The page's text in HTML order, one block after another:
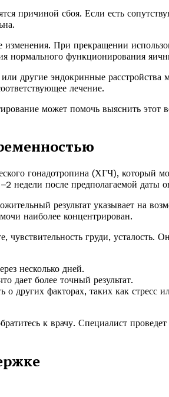
причиной сбоя. Если есть
При прекращении
нормального функционирования
другие эндокринные расстройства
лечение.
может помочь выяснить этот
гонадотропина (ХГЧ), который
недели после предполагаемой даты
результат указывает на
наиболее концентрирован.
груди, усталость.
несколько дней.
дает более точный результат.
о других факторах, таких как стресс
к врачу. Специалист проведет